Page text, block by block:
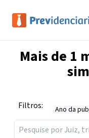
Mais de 1
Filtros: Ano da